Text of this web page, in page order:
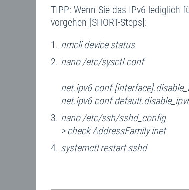
TIPP: Wenn Sie das IPv6 lediglich
vorgehen [SHORT-Steps]:
nmcli device status
nano /etc/sysctl.conf
nano /etc/ssh/sshd_config
> check AddressFamily inet
systemctl restart sshd